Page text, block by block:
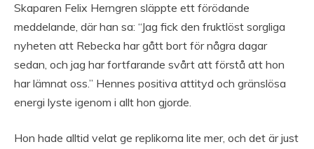
Skaparen Felix Herngren släppte ett förödande
meddelande, där han sa: “Jag fick den fruktlöst sorgliga
nyheten att Rebecka har gått bort för några dagar
sedan, och jag har fortfarande svårt att förstå att hon
har lämnat oss.” Hennes positiva attityd och gränslösa
energi lyste igenom i allt hon gjorde.
Hon hade alltid velat ge replikorna lite mer, och det är just